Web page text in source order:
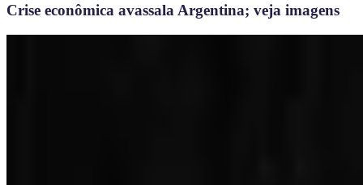
Crise econômica avassala Argentina; veja imagens